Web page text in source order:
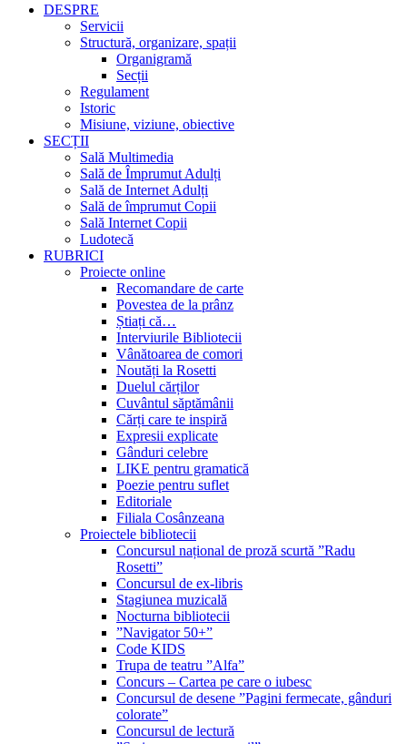
DESPRE
Servicii
Structură, organizare, spații
Organigramă
Secții
Regulament
Istoric
Misiune, viziune, obiective
SECȚII
Sală Multimedia
Sală de Împrumut Adulți
Sală de Internet Adulți
Sală de împrumut Copii
Sală Internet Copii
Ludotecă
RUBRICI
Proiecte online
Recomandare de carte
Povestea de la prânz
Știați că…
Interviurile Bibliotecii
Vânătoarea de comori
Noutăți la Rosetti
Duelul cărților
Cuvântul săptămânii
Cărți care te inspiră
Expresii explicate
Gânduri celebre
LIKE pentru gramatică
Poezie pentru suflet
Editoriale
Filiala Cosânzeana
Proiectele bibliotecii
Concursul național de proză scurtă ”Radu
Rosetti”
Concursul de ex-libris
Stagiunea muzicală
Nocturna bibliotecii
”Navigator 50+”
Code KIDS
Trupa de teatru ”Alfa”
Concurs – Cartea pe care o iubesc
Concursul de desene ”Pagini fermecate, gânduri
colorate”
Concursul de lectură